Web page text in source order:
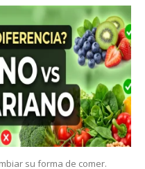
su forma de comer.